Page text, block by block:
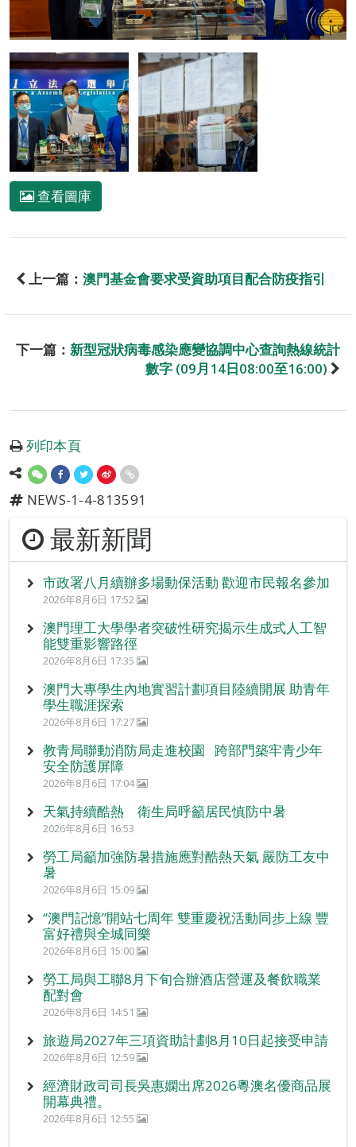
查看圖庫
上一篇： 澳門基金會要求受資助項目配合防疫指引
下一篇： 新型冠狀病毒感染應變協調中心查詢熱線統計
數字 (09月14日08:00至16:00)
列印本頁
NEWS-1-4-813591
最新新聞
市政署八月續辦多場動保活動 歡迎市民報名參加
2026年8月6日 17:52
澳門理工大學學者突破性研究揭示生成式人工智
能雙重影響路徑
2026年8月6日 17:35
澳門大專學生內地實習計劃項目陸續開展 助青年
學生職涯探索
2026年8月6日 17:27
教青局聯動消防局走進校園 跨部門築牢青少年
安全防護屏障
2026年8月6日 17:04
天氣持續酷熱 衛生局呼籲居民慎防中暑
2026年8月6日 16:53
勞工局籲加強防暑措施應對酷熱天氣 嚴防工友中
暑
2026年8月6日 15:09
“澳門記憶”開站七周年 雙重慶祝活動同步上線 豐
富好禮與全城同樂
2026年8月6日 15:00
勞工局與工聯8月下旬合辦酒店營運及餐飲職業
配對會
2026年8月6日 14:51
旅遊局2027年三項資助計劃8月10日起接受申請
2026年8月6日 12:59
經濟財政司司長吳惠嫻出席2026粵澳名優商品展
開幕典禮。
2026年8月6日 12:55